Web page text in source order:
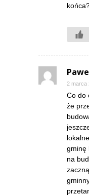
2 marca
Co do
że
gminę
na